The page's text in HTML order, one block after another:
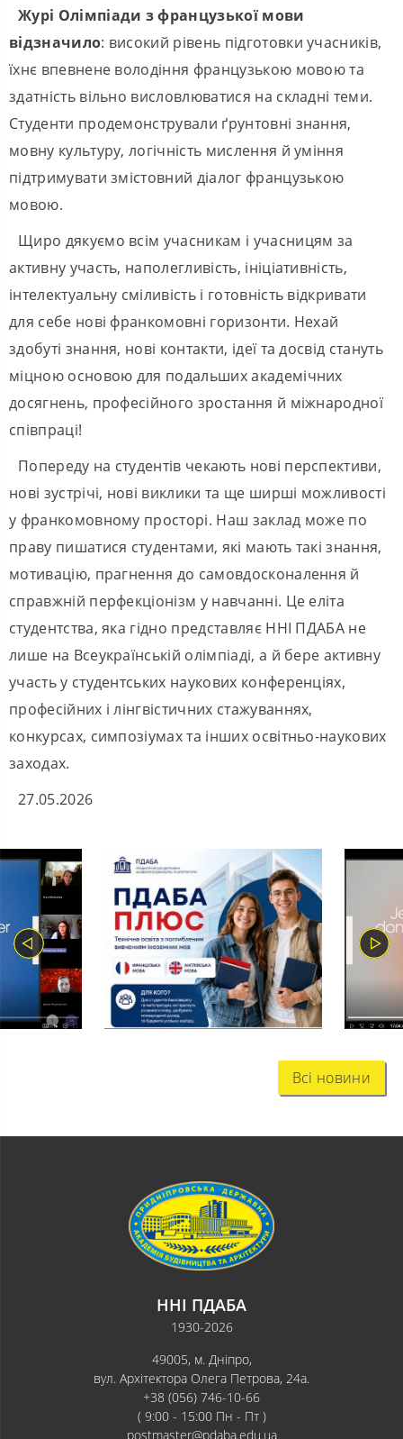
Журі Олімпіади з французької мови
відзначило: високий рівень підготовки учасників,
їхнє впевнене володіння французькою мовою та
здатність вільно висловлюватися на складні теми.
Студенти продемонстрували ґрунтовні знання,
мовну культуру, логічність мислення й уміння
підтримувати змістовний діалог французькою
мовою.
Щиро дякуємо всім учасникам і учасницям за
активну участь, наполегливість, ініціативність,
інтелектуальну сміливість і готовність відкривати
для себе нові франкомовні горизонти. Нехай
здобуті знання, нові контакти, ідеї та досвід стануть
міцною основою для подальших академічних
досягнень, професійного зростання й міжнародної
співпраці!
Попереду на студентів чекають нові перспективи,
нові зустрічі, нові виклики та ще ширші можливості
у франкомовному просторі. Наш заклад може по
праву пишатися студентами, які мають такі знання,
мотивацію, прагнення до самовдосконалення й
справжній перфекціонізм у навчанні. Це еліта
студентства, яка гідно представляє ННІ ПДАБА не
лише на Всеукраїнській олімпіаді, а й бере активну
участь у студентських наукових конференціях,
професійних і лінгвістичних стажуваннях,
конкурсах, симпозіумах та інших освітньо-наукових
заходах.
27.05.2026
Всі новини
ННІ ПДАБА
1930-2026
49005, м. Дніпро,
вул. Архітектора Олега Петрова, 24а.
+38 (056) 746-10-66
( 9:00 - 15:00 Пн - Пт )
postmaster@pdaba.edu.ua